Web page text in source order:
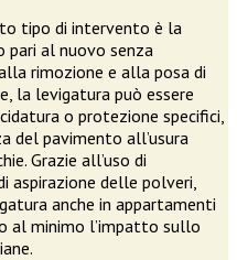
tipo di intervento è la
al nuovo senza
rimozione e alla posa di
la levigatura può essere
o protezione specifici,
del pavimento all’usura
Grazie all’uso di
aspirazione delle polveri,
anche in appartamenti
al minimo l’impatto sullo